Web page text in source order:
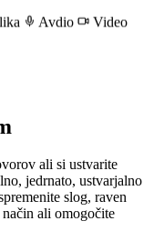
Avdio
Video
ali si ustvarite
jedrnato, ustvarjalno
slog, raven
ali omogočite